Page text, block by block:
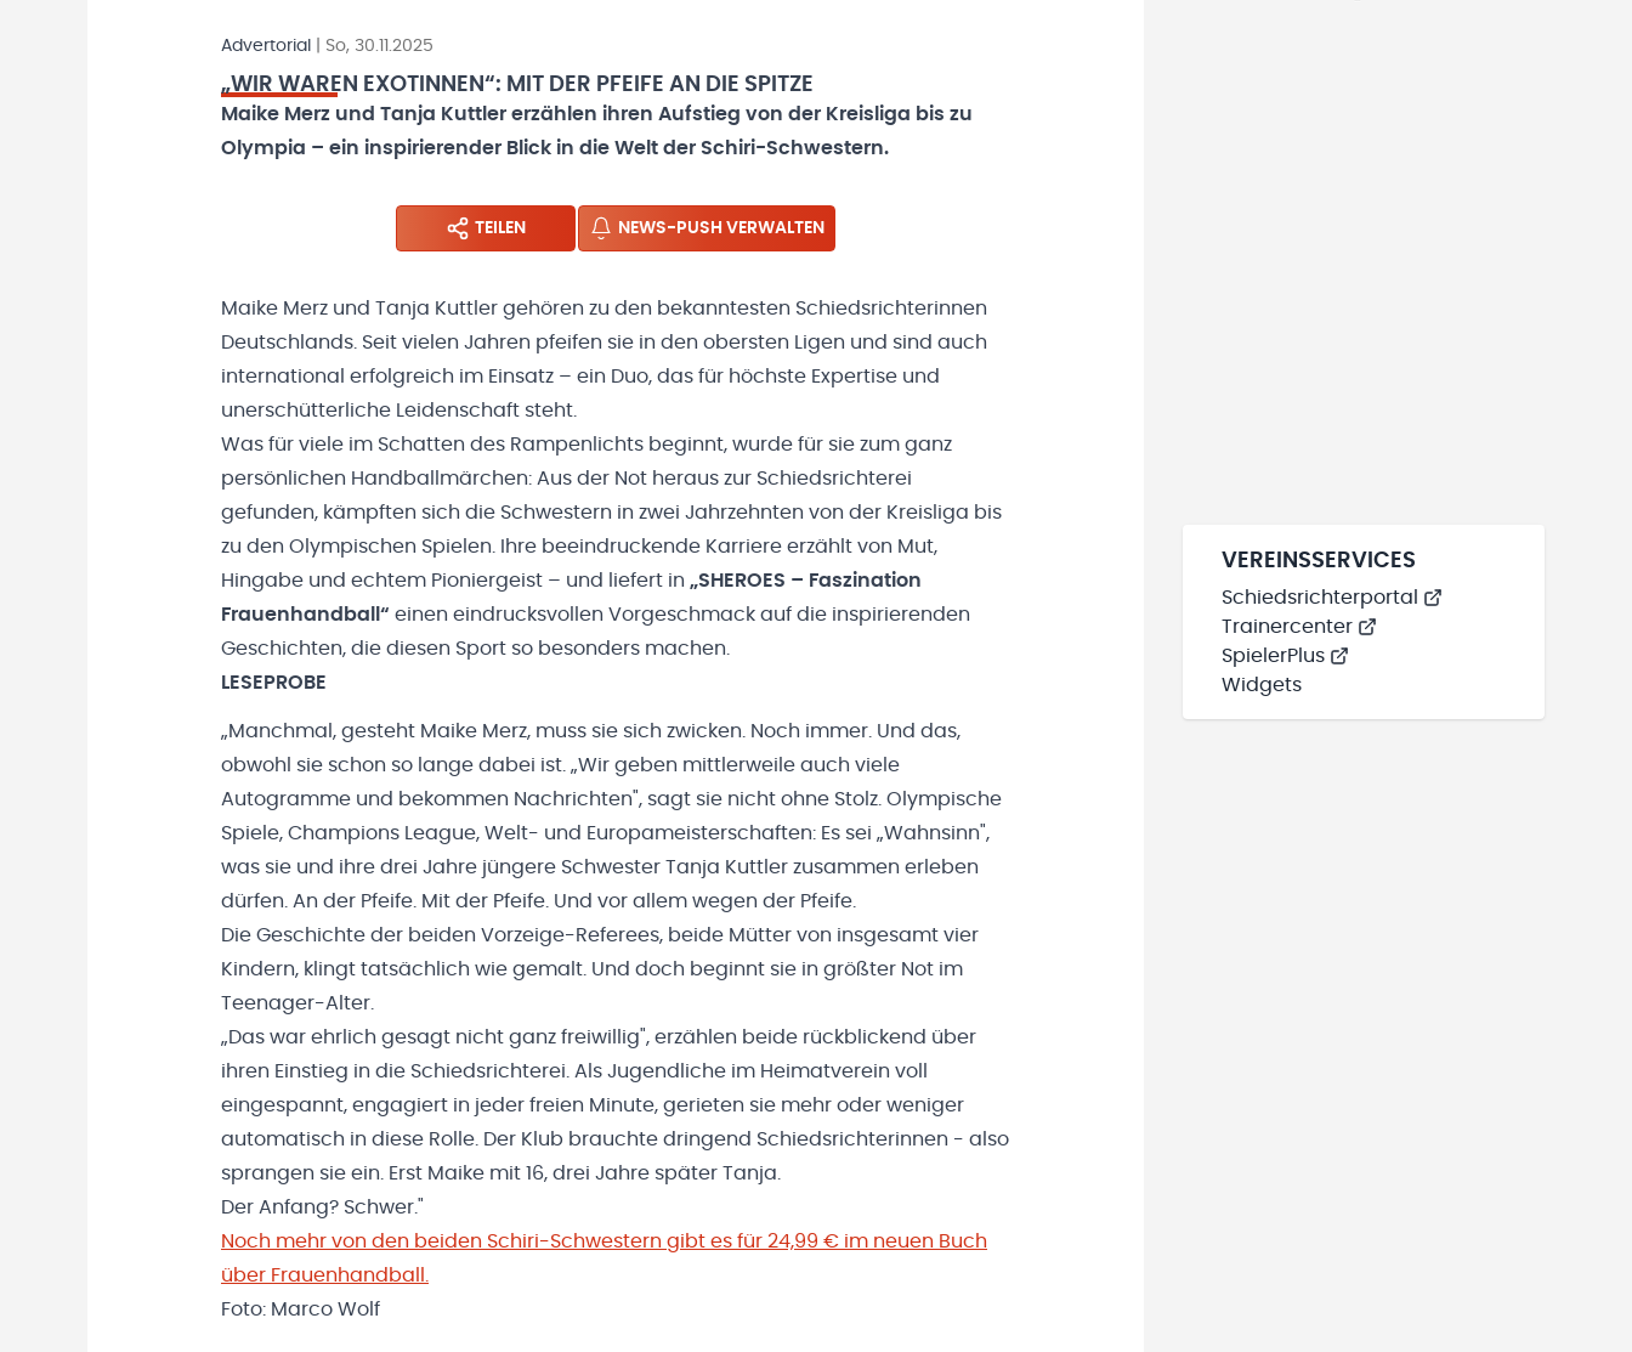
Advertorial So, 30.11.2025
„WIR WAREN EXOTINNEN“: MIT DER PFEIFE AN DIE SPITZE
Maike Merz und Tanja Kuttler erzählen ihren Aufstieg von der Kreisliga bis zu
Olympia – ein inspirierender Blick in die Welt der Schiri-Schwestern.
TEILEN NEWS-PUSH VERWALTEN
Maike Merz und Tanja Kuttler gehören zu den bekanntesten Schiedsrichterinnen
Deutschlands. Seit vielen Jahren pfeifen sie in den obersten Ligen und sind auch
international erfolgreich im Einsatz – ein Duo, das für höchste Expertise und
unerschütterliche Leidenschaft steht.
Was für viele im Schatten des Rampenlichts beginnt, wurde für sie zum ganz
persönlichen Handballmärchen: Aus der Not heraus zur Schiedsrichterei
gefunden, kämpften sich die Schwestern in zwei Jahrzehnten von der Kreisliga bis
zu den Olympischen Spielen. Ihre beeindruckende Karriere erzählt von Mut,
Hingabe und echtem Pioniergeist – und liefert in „SHEROES – Faszination
Frauenhandball“ einen eindrucksvollen Vorgeschmack auf die inspirierenden
Geschichten, die diesen Sport so besonders machen.
LESEPROBE
„Manchmal, gesteht Maike Merz, muss sie sich zwicken. Noch immer. Und das,
obwohl sie schon so lange dabei ist. „Wir geben mittlerweile auch viele
Autogramme und bekommen Nachrichten", sagt sie nicht ohne Stolz. Olympische
Spiele, Champions League, Welt- und Europameisterschaften: Es sei „Wahnsinn",
was sie und ihre drei Jahre jüngere Schwester Tanja Kuttler zusammen erleben
dürfen. An der Pfeife. Mit der Pfeife. Und vor allem wegen der Pfeife.
Die Geschichte der beiden Vorzeige-Referees, beide Mütter von insgesamt vier
Kindern, klingt tatsächlich wie gemalt. Und doch beginnt sie in größter Not im
Teenager-Alter.
„Das war ehrlich gesagt nicht ganz freiwillig", erzählen beide rückblickend über
ihren Einstieg in die Schiedsrichterei. Als Jugendliche im Heimatverein voll
eingespannt, engagiert in jeder freien Minute, gerieten sie mehr oder weniger
automatisch in diese Rolle. Der Klub brauchte dringend Schiedsrichterinnen - also
sprangen sie ein. Erst Maike mit 16, drei Jahre später Tanja.
Der Anfang? Schwer."
Noch mehr von den beiden Schiri-Schwestern gibt es für 24,99 € im neuen Buch
über Frauenhandball.
Foto: Marco Wolf
VEREINSSERVICES
Schiedsrichterportal
Trainercenter
SpielerPlus
Widgets